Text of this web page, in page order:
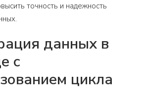
точность и надежность
данных в
с
цикла